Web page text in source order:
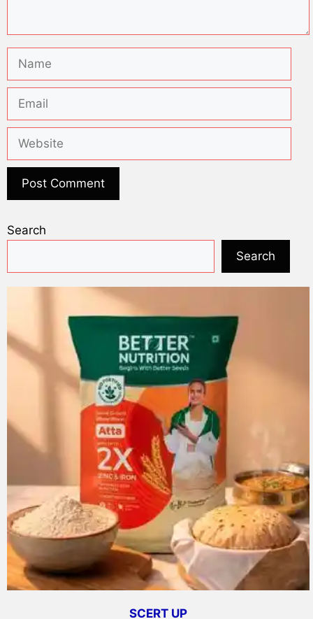
Search
Search
SCERT UP